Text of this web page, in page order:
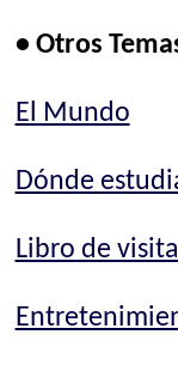
• Otros
El Mundo
Dónde
Libro de